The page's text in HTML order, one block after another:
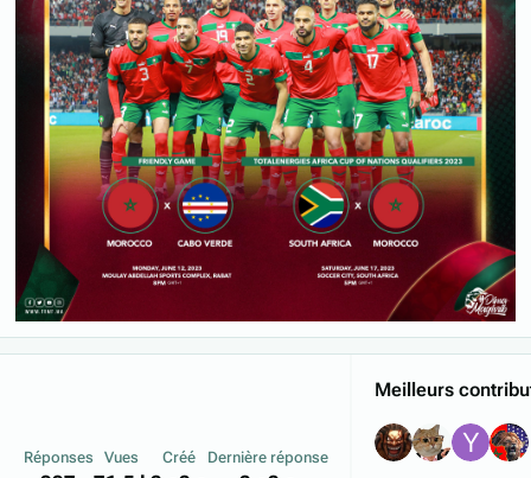
Réponses Vues Créé Dernière réponse
Meilleurs